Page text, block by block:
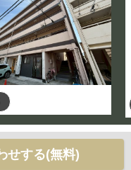
せする(無料)